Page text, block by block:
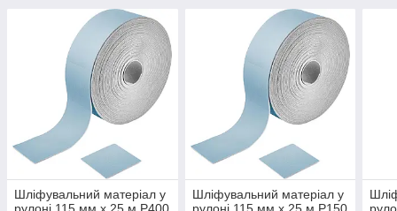
Шліфувальний матеріал у
рулоні 115 мм x 25 м P400
Шліфувальний матеріал у
рулоні 115 мм x 25 м P150